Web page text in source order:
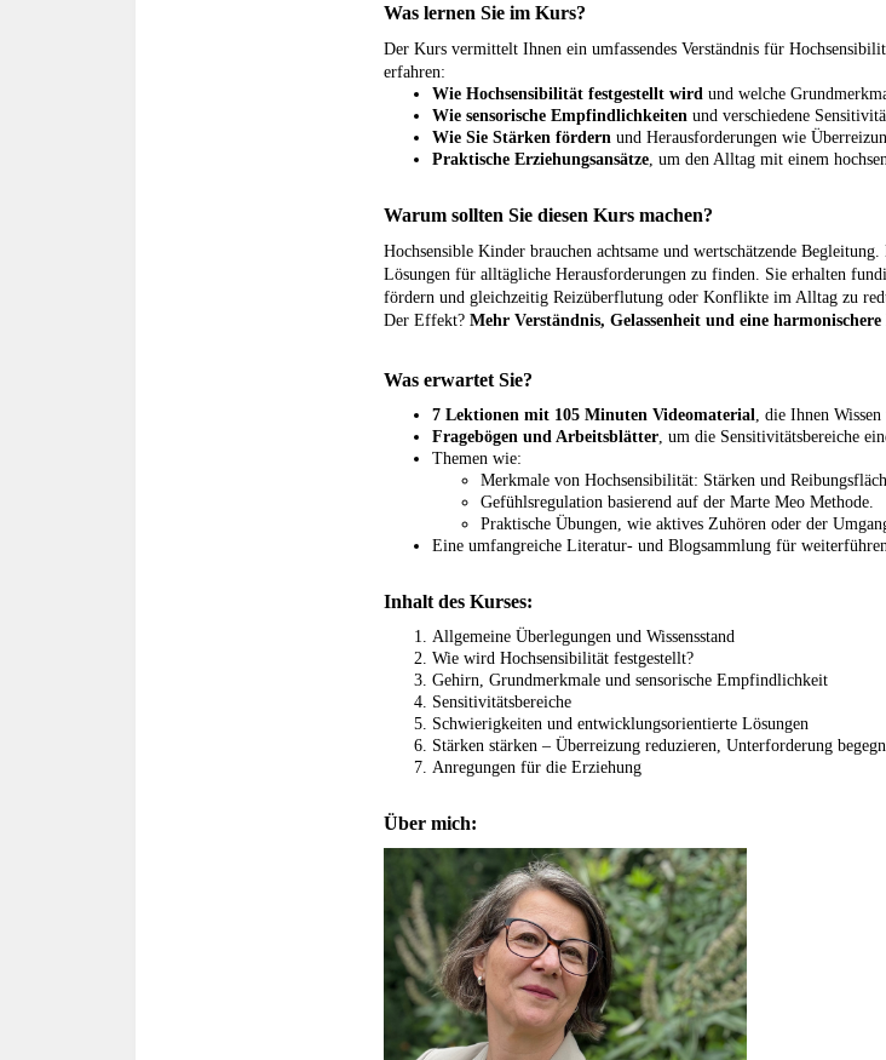
Was lernen Sie im Kurs?
Der Kurs vermittelt Ihnen ein umfassendes Verständnis für
erfahren:
Wie Hochsensibilität festgestellt wird und welche
Wie sensorische Empfindlichkeiten und verschiedene
Wie Sie Stärken fördern und Herausforderungen wie
Praktische Erziehungsansätze, um den Alltag mit einem
Warum sollten Sie diesen Kurs machen?
Hochsensible Kinder brauchen achtsame und wertschätzende
Lösungen für alltägliche Herausforderungen zu finden. Sie erhalten
fördern und gleichzeitig Reizüberflutung oder Konflikte im Alltag zu
Der Effekt? Mehr Verständnis, Gelassenheit und eine
Was erwartet Sie?
7 Lektionen mit 105 Minuten Videomaterial, die Ihnen
Fragebögen und Arbeitsblätter, um die Sensitivitätsbereiche
Themen wie:
Merkmale von Hochsensibilität: Stärken und
Gefühlsregulation basierend auf der Marte Meo Methode.
Praktische Übungen, wie aktives Zuhören oder der
Eine umfangreiche Literatur- und Blogsammlung für
Inhalt des Kurses:
Allgemeine Überlegungen und Wissensstand
Wie wird Hochsensibilität festgestellt?
Gehirn, Grundmerkmale und sensorische Empfindlichkeit
Sensitivitätsbereiche
Schwierigkeiten und entwicklungsorientierte Lösungen
Stärken stärken – Überreizung reduzieren, Unterforderung
Anregungen für die Erziehung
Über mich: